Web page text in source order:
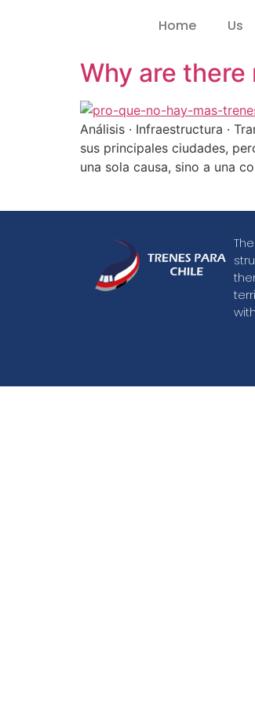
Home Us
Why are
Análisis · Infraestructura ·
sus principales ciudades,
una sola causa, sino a una